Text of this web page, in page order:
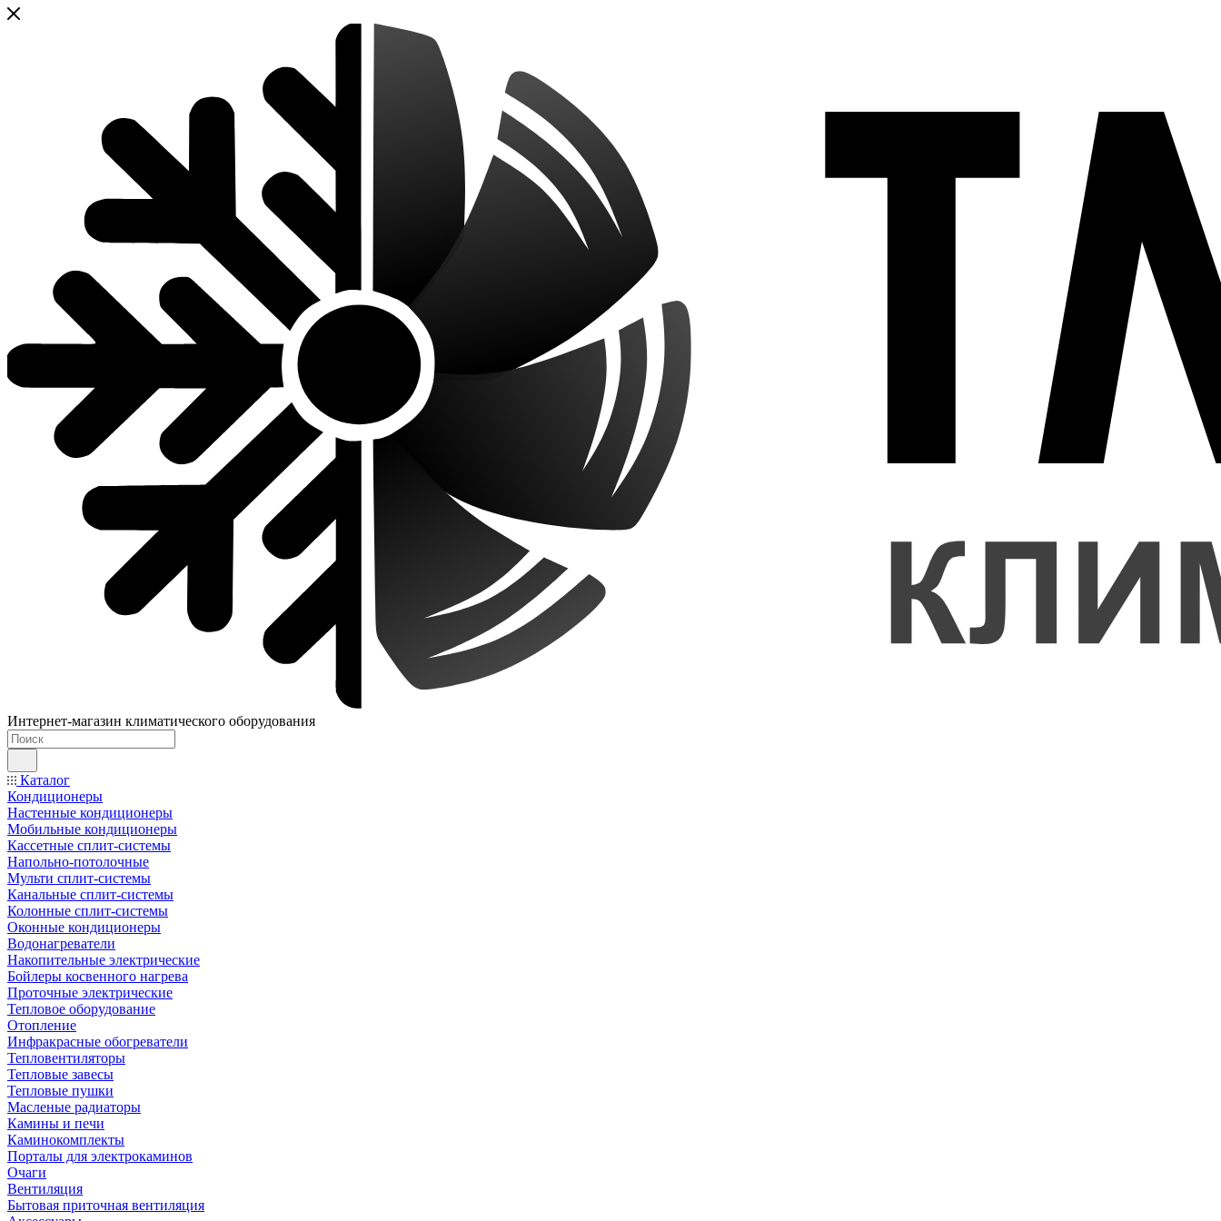
Интернет-магазин климатического оборудования
Каталог
Кондиционеры
Настенные кондиционеры
Мобильные кондиционеры
Кассетные сплит-системы
Напольно-потолочные
Мульти сплит-системы
Канальные сплит-системы
Колонные сплит-системы
Оконные кондиционеры
Водонагреватели
Накопительные электрические
Бойлеры косвенного нагрева
Проточные электрические
Тепловое оборудование
Отопление
Инфракрасные обогреватели
Тепловентиляторы
Тепловые завесы
Тепловые пушки
Масленые радиаторы
Камины и печи
Каминокомплекты
Порталы для электрокаминов
Очаги
Вентиляция
Бытовая приточная вентиляция